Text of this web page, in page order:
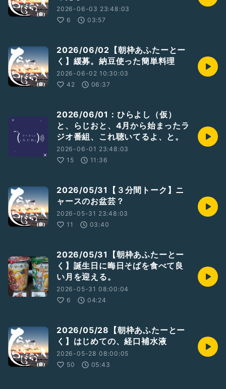
2026-06-03 23:48:03
6
03:57
2026/06/02【朝枠あふたーとー
く】緩募。納豆使った簡単料理
2026-06-02 10:30:03
42
06:37
2026/06/01：ひらよし（仮）
と、らじおと、4月から始まったラ
ジオ番組、これ聴いてるよ、と。
2026-06-01 23:48:03
15
11:36
2026/05/31【３分間トーク】ニ
ャースのお盆芸？
2026-05-31 23:48:03
11
03:40
2026/05/31【朝枠あふたーとー
く】誕生日に晦日そばを食べて良
い月を迎える。
2026-05-31 08:00:04
6
04:24
2026/05/28【朝枠あふたーとー
く】はじめての、経口補水液
2026-05-28 08:00:05
50
05:43